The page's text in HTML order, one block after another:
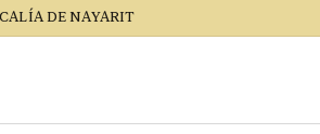
DE NAYARIT